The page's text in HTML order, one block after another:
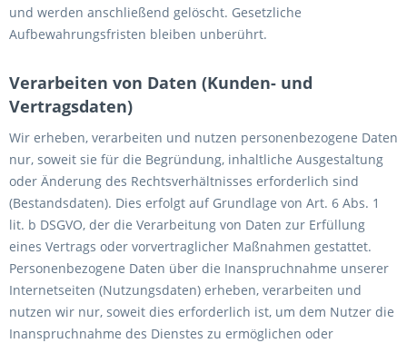
und werden anschließend gelöscht. Gesetzliche
Aufbewahrungsfristen bleiben unberührt.
Verarbeiten von Daten (Kunden- und
Vertragsdaten)
Wir erheben, verarbeiten und nutzen personenbezogene Daten
nur, soweit sie für die Begründung, inhaltliche Ausgestaltung
oder Änderung des Rechtsverhältnisses erforderlich sind
(Bestandsdaten). Dies erfolgt auf Grundlage von Art. 6 Abs. 1
lit. b DSGVO, der die Verarbeitung von Daten zur Erfüllung
eines Vertrags oder vorvertraglicher Maßnahmen gestattet.
Personenbezogene Daten über die Inanspruchnahme unserer
Internetseiten (Nutzungsdaten) erheben, verarbeiten und
nutzen wir nur, soweit dies erforderlich ist, um dem Nutzer die
Inanspruchnahme des Dienstes zu ermöglichen oder